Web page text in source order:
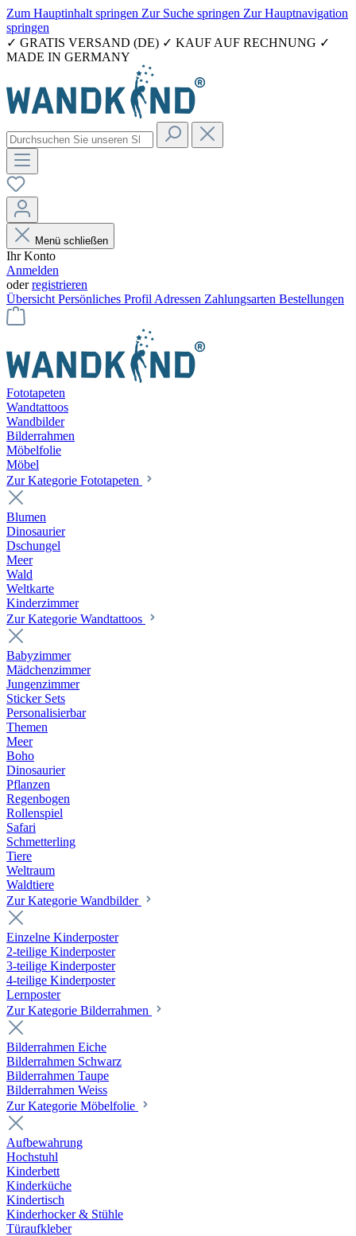
Zum Hauptinhalt springen Zur Suche springen Zur Hauptnavigation
springen
✓ GRATIS VERSAND (DE) ✓ KAUF AUF RECHNUNG ✓
MADE IN GERMANY
Menü schließen
Ihr Konto
Anmelden
oderregistrieren
Übersicht Persönliches Profil Adressen Zahlungsarten Bestellungen
Fototapeten
Wandtattoos
Wandbilder
Bilderrahmen
Möbelfolie
Möbel
Zur Kategorie Fototapeten
Blumen
Dinosaurier
Dschungel
Meer
Wald
Weltkarte
Kinderzimmer
Zur Kategorie Wandtattoos
Babyzimmer
Mädchenzimmer
Jungenzimmer
Sticker Sets
Personalisierbar
Themen
Meer
Boho
Dinosaurier
Pflanzen
Regenbogen
Rollenspiel
Safari
Schmetterling
Tiere
Weltraum
Waldtiere
Zur Kategorie Wandbilder
Einzelne Kinderposter
2-teilige Kinderposter
3-teilige Kinderposter
4-teilige Kinderposter
Lernposter
Zur Kategorie Bilderrahmen
Bilderrahmen Eiche
Bilderrahmen Schwarz
Bilderrahmen Taupe
Bilderrahmen Weiss
Zur Kategorie Möbelfolie
Aufbewahrung
Hochstuhl
Kinderbett
Kinderküche
Kindertisch
Kinderhocker & Stühle
Türaufkleber